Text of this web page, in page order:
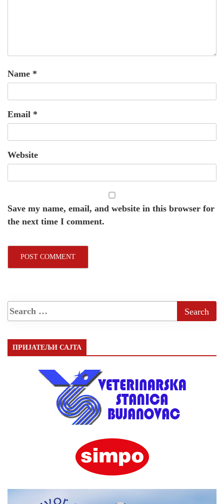
Name *
Email *
Website
Save my name, email, and website in this browser for
the next time I comment.
ПРИЈАТЕЉИ САЈТА